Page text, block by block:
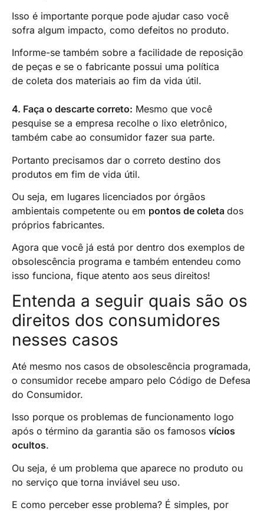
Isso é importante porque pode ajudar caso você
sofra algum impacto, como defeitos no produto.
Informe-se também sobre a facilidade de reposição
de peças e se o fabricante possui uma política
de coleta dos materiais ao fim da vida útil.
4. Faça o descarte correto: Mesmo que você
pesquise se a empresa recolhe o lixo eletrônico,
também cabe ao consumidor fazer sua parte.
Portanto precisamos dar o correto destino dos
produtos em fim de vida útil.
Ou seja, em lugares licenciados por órgãos
ambientais competente ou em pontos de coleta dos
próprios fabricantes.
Agora que você já está por dentro dos exemplos de
obsolescência programa e também entendeu como
isso funciona, fique atento aos seus direitos!
Entenda a seguir quais são os
direitos dos consumidores
nesses casos
Até mesmo nos casos de obsolescência programada,
o consumidor recebe amparo pelo Código de Defesa
do Consumidor.
Isso porque os problemas de funcionamento logo
após o término da garantia são os famosos vícios
ocultos.
Ou seja, é um problema que aparece no produto ou
no serviço que torna inviável seu uso.
E como perceber esse problema? É simples, por